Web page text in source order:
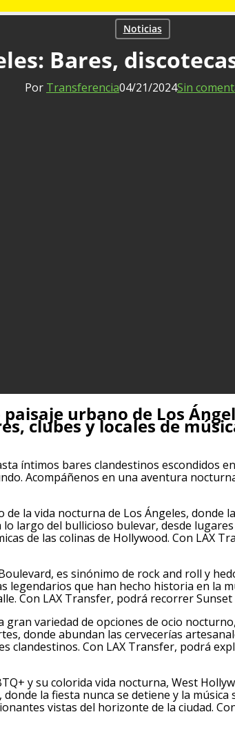
Noticias
Bares,
Por Transferencia04/21/2024Sin
paisaje urbano de Los
clubes y locales de
íntimos bares clandestinos escondidos
Acompáñenos en una aventura
de la vida nocturna de Los Ángeles,
largo del bullicioso bulevar, desde
de las colinas de Hollywood. Con LAX
es sinónimo de rock and roll y
legendarios que han hecho historia en la
Con LAX Transfer, podrá recorrer
gran variedad de opciones de ocio
donde abundan las cervecerías
clandestinos. Con LAX Transfer, podrá
y su colorida vida nocturna, West
la fiesta nunca se detiene y la
vistas del horizonte de la ciudad.